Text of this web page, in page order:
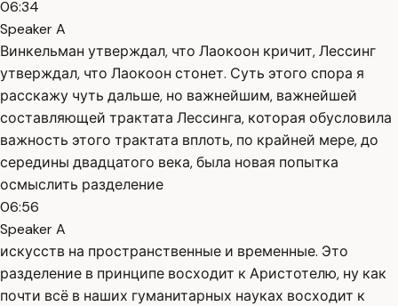
06:34
Speaker A
Винкельман утверждал, что Лаокоон кричит, Лессинг
утверждал, что Лаокоон стонет. Суть этого спора я
расскажу чуть дальше, но важнейшим, важнейшей
составляющей трактата Лессинга, которая обусловила
важность этого трактата вплоть, по крайней мере, до
середины двадцатого века, была новая попытка
осмыслить разделение
06:56
Speaker A
искусств на пространственные и временные. Это
разделение в принципе восходит к Аристотелю, ну как
почти всё в наших гуманитарных науках восходит к